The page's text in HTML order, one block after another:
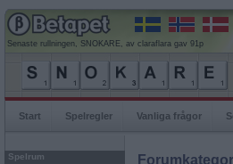
Senaste rullningen, SNOKARE, av claraflara gav 91p
Start Spelregler Vanliga frågor
Spelrum